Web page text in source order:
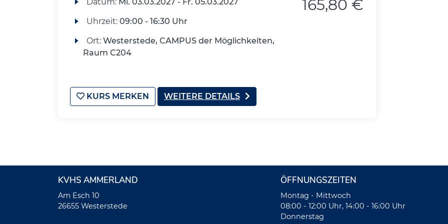
Uhrzeit: 09:00 - 16:30 Uhr
Ort: Westerstede, CAMPUS der Möglichkeiten,
Raum C204
165,80 €
KURS MERKEN WEITERE DETAILS
KVHS AMMERLAND
Am Esch 10
26655 Westerstede
ÖFFNUNGSZEITEN
Montag - Mittwoch
08:00 - 12:00 Uhr, 14:00 - 16:00 Uhr
Donnerstag